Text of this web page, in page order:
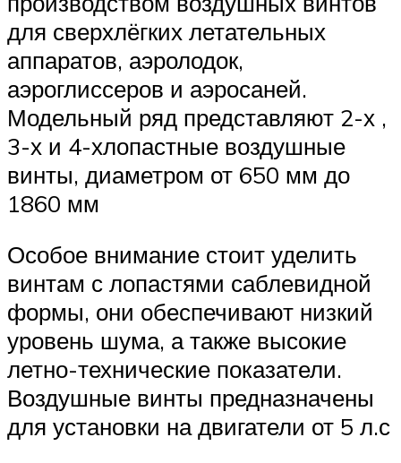
для сверхлёгких летательных
аппаратов, аэролодок,
аэроглиссеров и аэросаней.
Модельный ряд представляют 2-х ,
3-х и 4-хлопастные воздушные
винты, диаметром от 650 мм до
1860 мм
Особое внимание стоит уделить
винтам с лопастями саблевидной
формы, они обеспечивают низкий
уровень шума, а также высокие
летно-технические показатели.
Воздушные винты предназначены
для установки на двигатели от 5 л.с